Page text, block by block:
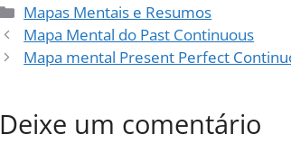
Categorias
Mapas Mentais e Resumos
Mapa Mental do Past Continuous
Mapa mental Present Perfect
Deixe um comentário